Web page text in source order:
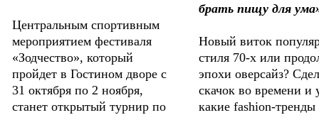
Центральным спортивным
мероприятием фестиваля
«Зодчество», который
пройдет в Гостином дворе с
31 октября по 2 ноября,
станет открытый турнир по
брать пищу для
Новый виток
стиля 70-х или
эпохи оверсайз?
скачок во времени и
какие fashion-тренды